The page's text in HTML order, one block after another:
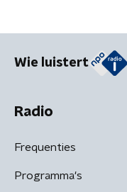
Wie luistert
Radio
Frequenties
Programma's